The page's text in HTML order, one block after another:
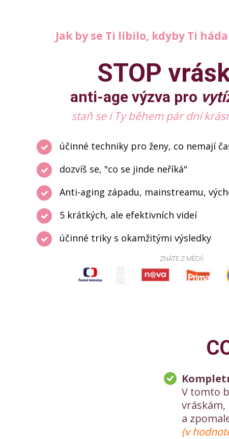
Jak by se Ti líbilo, kdyby Ti
STOP
anti-age výzva pro
staň se i Ty během pár dní
účinné techniky pro ženy, co nemají
dozvíš se, "co se jinde neříká"
Anti-aging západu, mainstreamu,
5 krátkých, ale efektivních videí
účinné triky s okamžitými výsledky
ZNÁTE Z MÉDIÍ:
V tomto
a
(v